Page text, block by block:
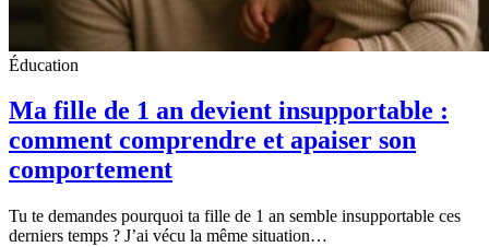
Éducation
Ma fille de 1 an devient insupportable :
comment comprendre et apaiser son
comportement
Tu te demandes pourquoi ta fille de 1 an semble insupportable ces
derniers temps ? J’ai vécu la même situation…